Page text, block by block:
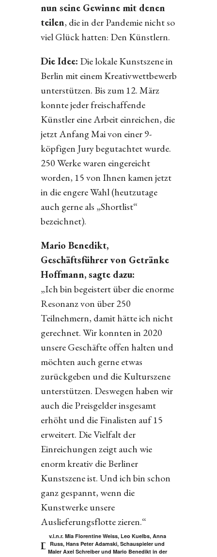
nun seine Gewinne mit denen
teilen, die in der Pandemie nicht so
viel Glück hatten: Den Künstlern.
Die Idee: Die lokale Kunstszene in
Berlin mit einem Kreativwettbewerb
unterstützen. Bis zum 12. März
konnte jeder freischaffende
Künstler eine Arbeit einreichen, die
jetzt Anfang Mai von einer 9-
köpfigen Jury begutachtet wurde.
250 Werke waren eingereicht
worden, 15 von Ihnen kamen jetzt
in die engere Wahl (heutzutage
auch gerne als „Shortlist“
bezeichnet).
Mario Benedikt,
Geschäftsführer von Getränke
Hoffmann, sagte dazu:
„Ich bin begeistert über die enorme
Resonanz von über 250
Teilnehmern, damit hätte ich nicht
gerechnet. Wir konnten in 2020
unsere Geschäfte offen halten und
möchten auch gerne etwas
zurückgeben und die Kulturszene
unterstützen. Deswegen haben wir
auch die Preisgelder insgesamt
erhöht und die Finalisten auf 15
erweitert. Die Vielfalt der
Einreichungen zeigt auch wie
enorm kreativ die Berliner
Kunstszene ist. Und ich bin schon
ganz gespannt, wenn die
Kunstwerke unsere
Auslieferungsflotte zieren.“
Die Jury-Mitglieder:
v.l.n.r. Mia Florentine Weiss, Leo Kuelbs, Anna
Russ, Hans Peter Adamski, Schauspieler und
Maler Axel Schreiber und Mario Benedikt in der